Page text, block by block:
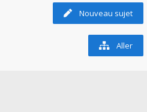
Nouveau sujet
Aller